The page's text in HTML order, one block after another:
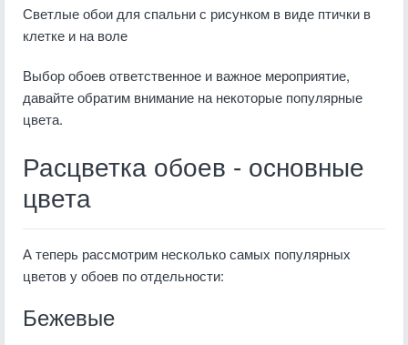
Светлые обои для спальни с рисунком в виде птички в
клетке и на воле
Выбор обоев ответственное и важное мероприятие,
давайте обратим внимание на некоторые популярные
цвета.
Расцветка обоев - основные
цвета
А теперь рассмотрим несколько самых популярных
цветов у обоев по отдельности:
Бежевые